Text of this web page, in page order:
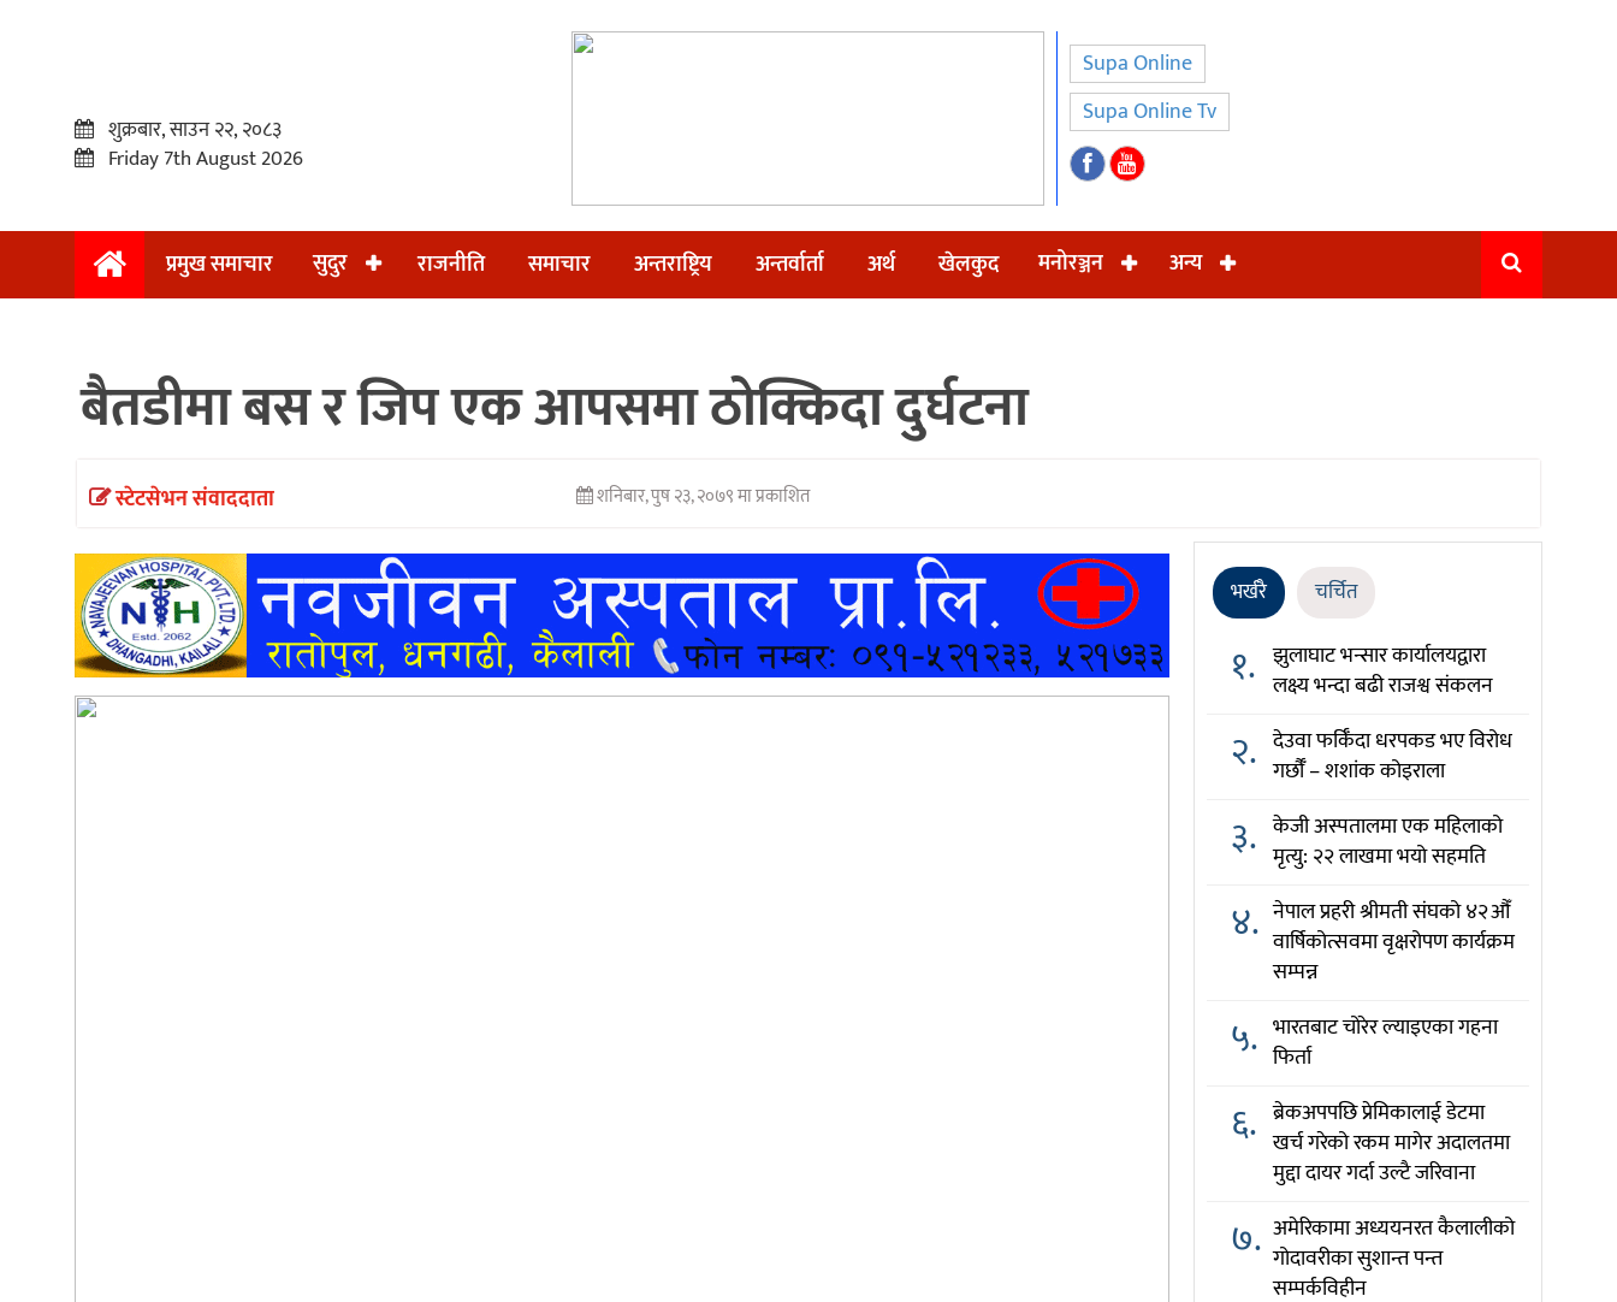
प्रमुख
समाचार
अन्तर्वार्ता
खेलकुद
शुक्रबार, साउन २२, २०८३
Friday 7th August 2026
Supa Online
Supa Online Tv
प्रमुख समाचार सुदुर राजनीति समाचार अन्तराष्ट्रिय अन्तर्वार्ता अर्थ खेलकुद मनोरञ्जन अन्य
बैतडीमा बस र जिप एक आपसमा ठोक्किदा दुर्घटना
स्टेटसेभन संवाददाता शनिबार, पुष २३, २०७९ मा प्रकाशित
भर्खरै चर्चित
१. झुलाघाट भन्सार कार्यालयद्वारा
लक्ष्य भन्दा बढी राजश्व संकलन
२. देउवा फर्किँदा धरपकड भए विरोध
गर्छौँं – शशांक कोइराला
३. केजी अस्पतालमा एक महिलाको
मृत्यु: २२ लाखमा भयो सहमति
४. नेपाल प्रहरी श्रीमती संघको ४२औँ
वार्षिकोत्सवमा वृक्षरोपण कार्यक्रम
सम्पन्न
५. भारतबाट चोरेर ल्याइएका गहना
फिर्ता
६. ब्रेकअपपछि प्रेमिकालाई डेटमा
खर्च गरेको रकम मागेर अदालतमा
मुद्दा दायर गर्दा उल्टै जरिवाना
७. अमेरिकामा अध्ययनरत कैलालीको
गोदावरीका सुशान्त पन्त
सम्पर्कविहीन